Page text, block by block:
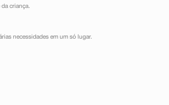
criança.
necessidades em um só lugar.